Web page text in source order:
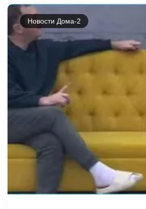
Новости Дома-2